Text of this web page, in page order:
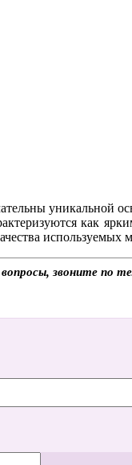
уникальной
как
используемых
звоните по